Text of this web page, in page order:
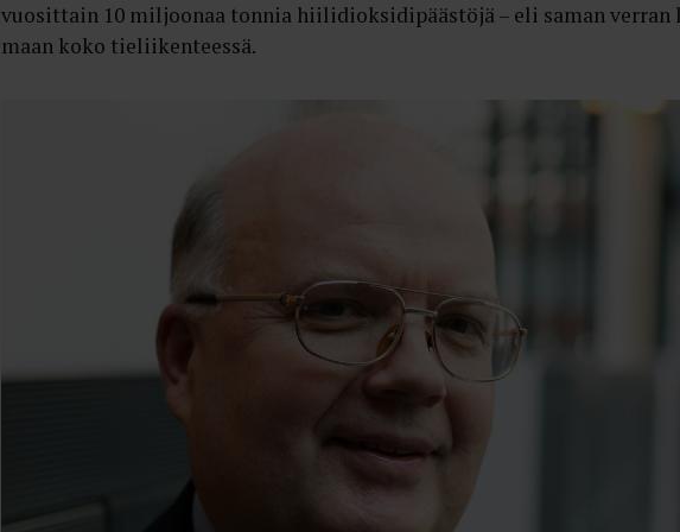
vuosittain 10 miljoonaa tonnia hiilidioksidipäästöjä – eli saman verran
maan koko tieliikenteessä.